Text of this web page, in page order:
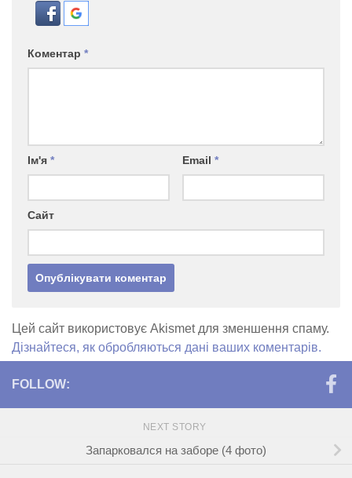
Коментар *
Ім'я * Email *
Сайт
Цей сайт використовує Akismet для зменшення спаму.
Дізнайтеся, як обробляються дані ваших коментарів.
FOLLOW:
NEXT STORY
Запарковался на заборе (4 фото)